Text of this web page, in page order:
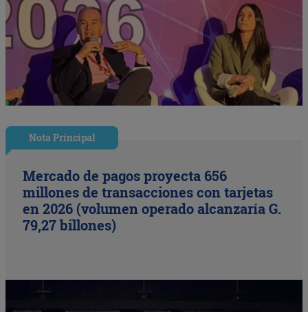
Nota Principal
Mercado de pagos proyecta 656
millones de transacciones con tarjetas
en 2026 (volumen operado alcanzaría G.
79,27 billones)